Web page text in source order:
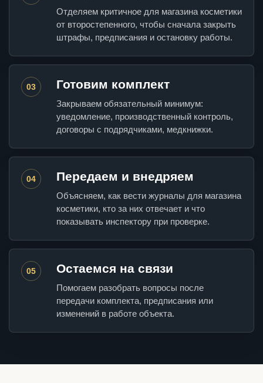
Отделяем критичное для магазина косметики
от второстепенного, чтобы сначала закрыть
штрафы, предписания и остановку работы.
03 Готовим комплект
Закрываем обязательный минимум:
уведомление, производственный контроль,
договоры с подрядчиками, медкнижки.
04 Передаем и внедряем
Объясняем, как вести журналы для магазина
косметики, кто за них отвечает и что
показывать инспектору при проверке.
05 Остаемся на связи
Помогаем разобрать вопросы после
передачи комплекта, предписания или
изменений в работе объекта.